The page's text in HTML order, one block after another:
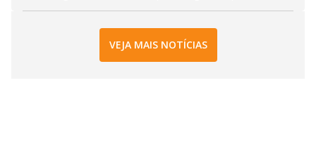
VEJA MAIS NOTÍCIAS